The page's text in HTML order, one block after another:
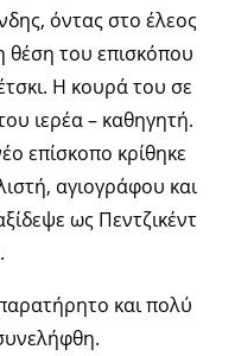
όντας στο έλεος
θέση του επισκόπου
Η κουρά του σε
ιερέα – καθηγητή.
επίσκοπο κρίθηκε
αγιογράφου και
ως Πεντζικέντ
και πολύ